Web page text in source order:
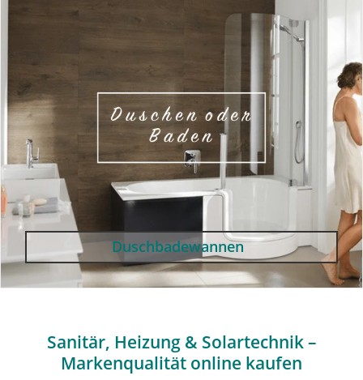
Duschbadewannen
Sanitär, Heizung & Solartechnik –
Markenqualität online kaufen